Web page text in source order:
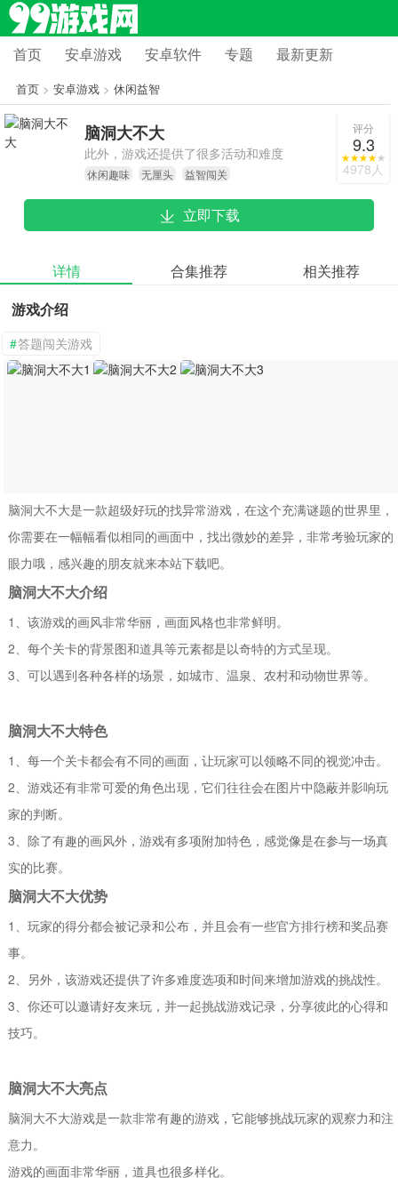
首页 安卓游戏 安卓软件 专题 最新更新
首页> 安卓游戏> 休闲益智
脑洞大不大
此外，游戏还提供了很多活动和难度
选项，让玩家一次又一次地挑战自己
的极限。
休闲趣味 无厘头 益智闯关
评分
9.3
4978人
立即下载
详情 合集推荐
相关推荐
游戏介绍
#答题闯关游戏
脑洞大不大是一款超级好玩的找异常游戏，在这个充满谜题的世界里，
你需要在一幅幅看似相同的画面中，找出微妙的差异，非常考验玩家的
眼力哦，感兴趣的朋友就来本站下载吧。
脑洞大不大介绍
1、该游戏的画风非常华丽，画面风格也非常鲜明。
2、每个关卡的背景图和道具等元素都是以奇特的方式呈现。
3、可以遇到各种各样的场景，如城市、温泉、农村和动物世界等。
脑洞大不大特色
1、每一个关卡都会有不同的画面，让玩家可以领略不同的视觉冲击。
2、游戏还有非常可爱的角色出现，它们往往会在图片中隐蔽并影响玩
家的判断。
3、除了有趣的画风外，游戏有多项附加特色，感觉像是在参与一场真
实的比赛。
脑洞大不大优势
1、玩家的得分都会被记录和公布，并且会有一些官方排行榜和奖品赛
事。
2、另外，该游戏还提供了许多难度选项和时间来增加游戏的挑战性。
3、你还可以邀请好友来玩，并一起挑战游戏记录，分享彼此的心得和
技巧。
脑洞大不大亮点
脑洞大不大游戏是一款非常有趣的游戏，它能够挑战玩家的观察力和注
意力。
游戏的画面非常华丽，道具也很多样化。